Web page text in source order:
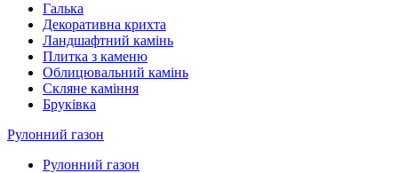
Галька
Декоративна крихта
Ландшафтний камінь
Плитка з каменю
Облицювальний камінь
Скляне каміння
Бруківка
Рулонний газон
Рулонний газон